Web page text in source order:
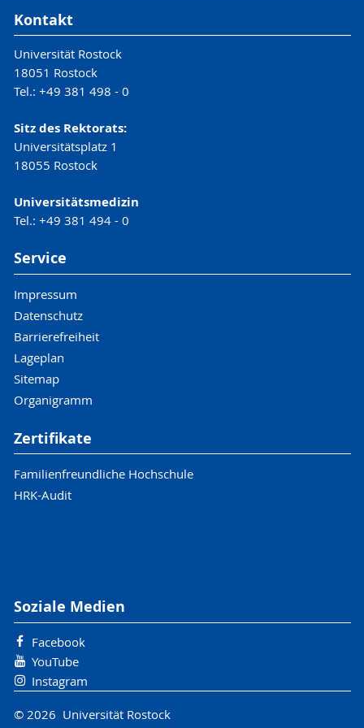
Kontakt
Universität Rostock
18051 Rostock
Tel.: +49 381 498 - 0
Sitz des Rektorats:
Universitätsplatz 1
18055 Rostock
Universitätsmedizin
Tel.: +49 381 494 - 0
Service
Impressum
Datenschutz
Barrierefreiheit
Lageplan
Sitemap
Organigramm
Zertifikate
Familienfreundliche Hochschule
HRK-Audit
Soziale Medien
Facebook
YouTube
Instagram
© 2026 Universität Rostock